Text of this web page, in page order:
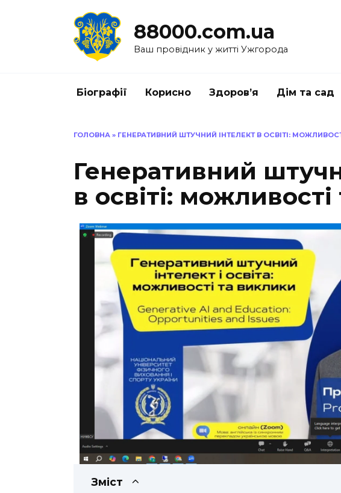
88000.com.ua
Ваш провідник у житті Ужгорода
Біографії Корисно Здоров’я Дім та сад
ГОЛОВНА » ГЕНЕРАТИВНИЙ ШТУЧНИЙ ІНТЕЛЕКТ В ОСВІТІ:
Генеративний
в освіті:
Зміст